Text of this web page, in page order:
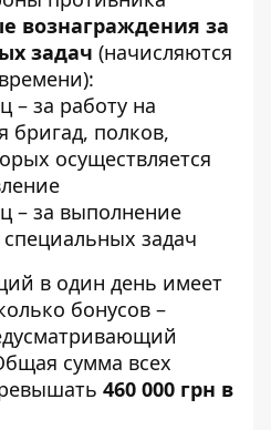
вознаграждения за
задач (начисляются
– за работу на
бригад, полков,
осуществляется
– за выполнение
задач
в один день имеет
бонусов –
сумма всех
460 000 грн в